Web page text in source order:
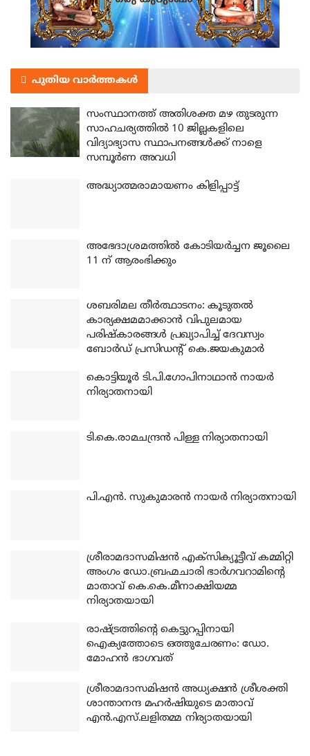
പുതിയ വാർത്തകൾ
സംസ്ഥാനത്ത് അതിശക്ത മഴ തുടരുന്ന
സാഹചര്യത്തിൽ 10 ജില്ലകളിലെ
വിദ്യാഭ്യാസ സ്ഥാപനങ്ങൾക്ക് നാളെ
സമ്പൂർണ അവധി
അദ്ധ്യാത്മരാമായണം കിളിപ്പാട്ട്
അഭേദാശ്രമത്തില്‍ കോടിയര്‍ച്ചന ജൂലൈ
11 ന് ആരംഭിക്കും
ശബരിമല തീര്‍ത്ഥാടനം: കൂടുതല്‍
കാര്യക്ഷമമാക്കാന്‍ വിപുലമായ
പരിഷ്‌കാരങ്ങള്‍ പ്രഖ്യാപിച്ച് ദേവസ്വം
ബോര്‍ഡ് പ്രസിഡന്റ് കെ.ജയകുമാര്‍
കൊട്ടിയൂര്‍ ടി.പി.ഗോപിനാഥാന്‍ നായര്‍
നിര്യാതനായി
ടി.കെ.രാമചന്ദ്രന്‍ പിള്ള നിര്യാതനായി
പി.എന്‍. സുകുമാരന്‍ നായര്‍ നിര്യാതനായി
ശ്രീരാമദാസമിഷന്‍ എക്‌സിക്യൂട്ടീവ് കമ്മിറ്റി
അംഗം ഡോ.ബ്രഹ്മചാരി ഭാര്‍ഗവറാമിന്റെ
മാതാവ് കെ.കെ.മീനാക്ഷിയമ്മ
നിര്യാതയായി
രാഷ്ട്രത്തിന്റെ കെട്ടുറപ്പിനായി
ഐക്യത്തോടെ ഒത്തുചേരണം: ഡോ.
മോഹന്‍ ഭാഗവത്
ശ്രീരാമദാസമിഷന്‍ അധ്യക്ഷന്‍ ശ്രീശക്തി
ശാന്താനന്ദ മഹര്‍ഷിയുടെ മാതാവ്
എന്‍.എസ്.ലളിതമ്മ നിര്യാതയായി